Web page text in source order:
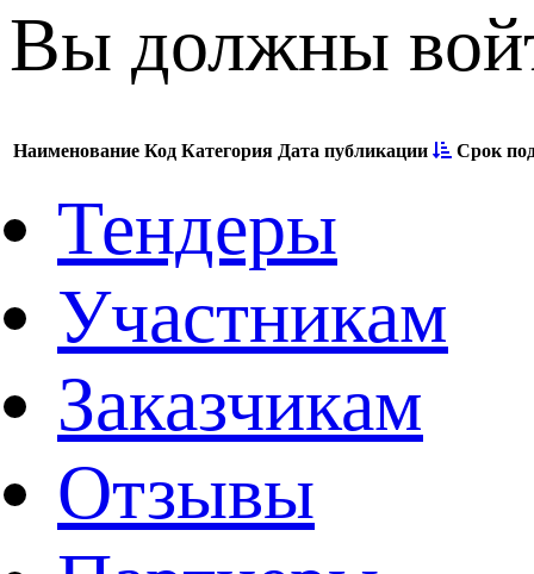
Вы должны
Наименование Код Категория Дата публикации Срок
Тендеры
Участникам
Заказчикам
Отзывы